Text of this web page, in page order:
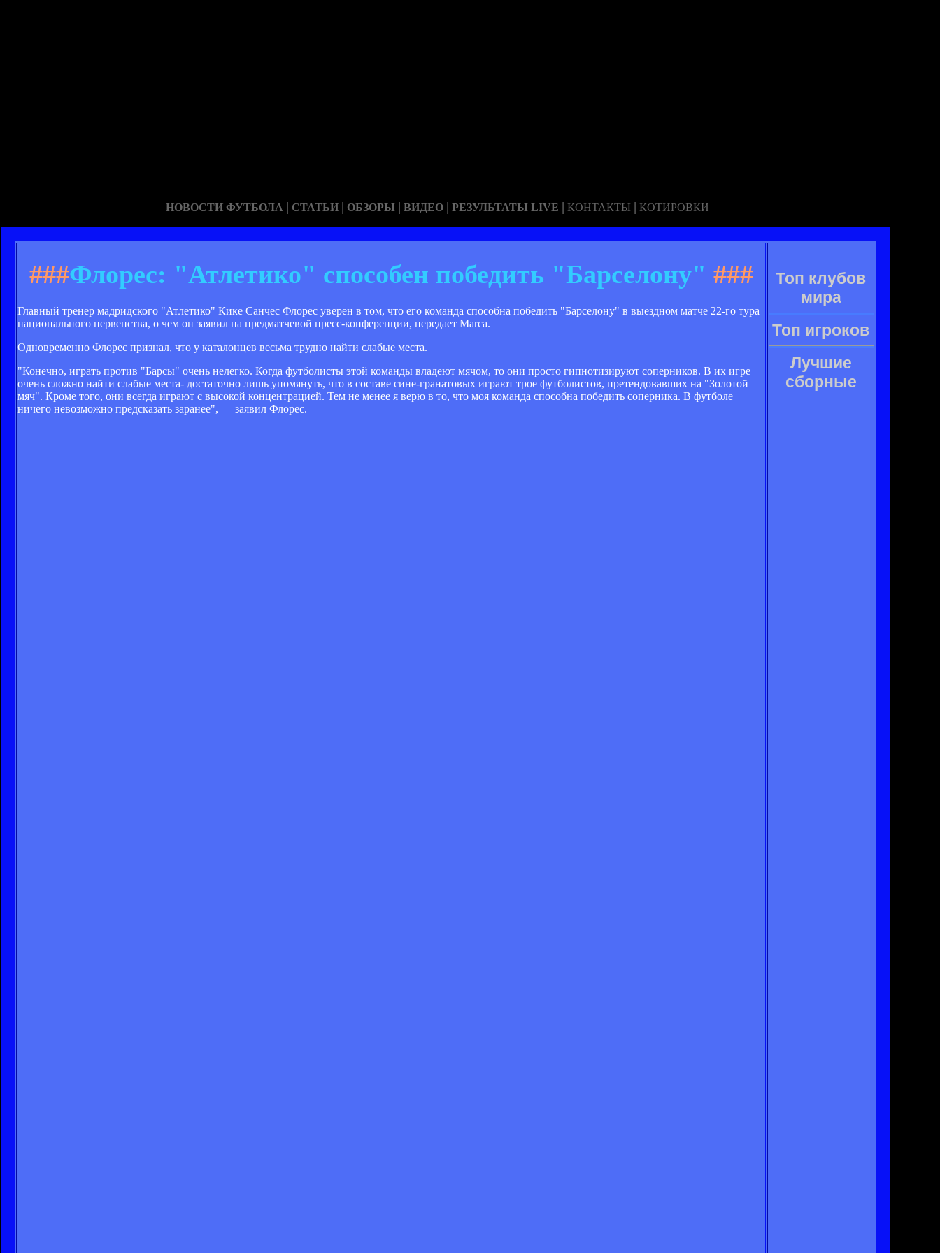
НОВОСТИ ФУТБОЛА | СТАТЬИ | ОБЗОРЫ | ВИДЕО | РЕЗУЛЬТАТЫ LIVE | КОНТАКТЫ | КОТИРОВКИ
###Флорес: "Атлетико" способен победить "Барселону" ###
Главный тренер мадридского "Атлетико" Кике Санчес Флорес уверен в том, что его команда способна победить "Барселону" в выездном матче 22-го тура
национального первенства, о чем он заявил на предматчевой пресс-конференции, передает Marca.
Одновременно Флорес признал, что у каталонцев весьма трудно найти слабые места.
"Конечно, играть против "Барсы" очень нелегко. Когда футболисты этой команды владеют мячом, то они просто гипнотизируют соперников. В их игре
очень сложно найти слабые места- достаточно лишь упомянуть, что в составе сине-гранатовых играют трое футболистов, претендовавших на "Золотой
мяч". Кроме того, они всегда играют с высокой концентрацией. Тем не менее я верю в то, что моя команда способна победить соперника. В футболе
ничего невозможно предсказать заранее", — заявил Флорес.
Топ клубов
мира
Топ игроков
Лучшие
сборные